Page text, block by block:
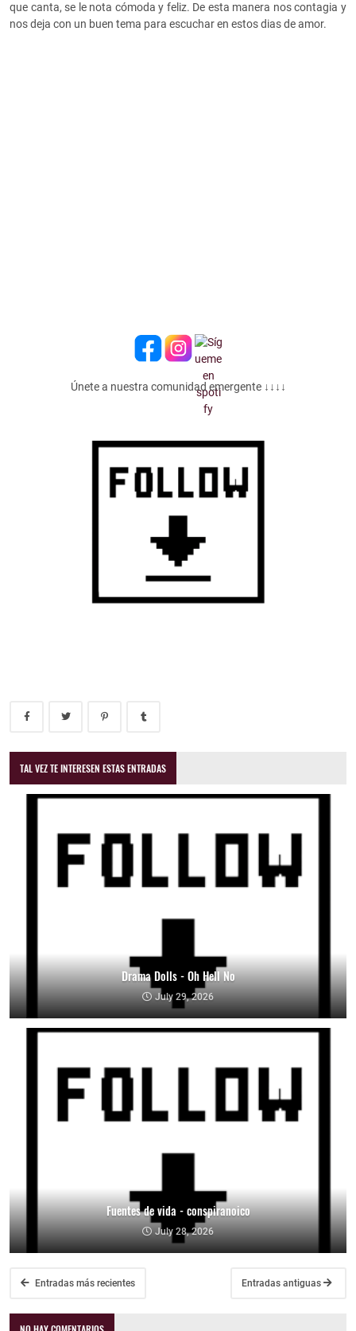
que canta, se le nota cómoda y feliz. De esta manera nos contagia y
nos deja con un buen tema para escuchar en estos dias de amor.
Únete a nuestra comunidad emergente ↓↓↓↓
TAL VEZ TE INTERESEN ESTAS ENTRADAS
Drama Dolls - Oh Hell No
July 29, 2026
Fuentes de vida - conspiranoico
July 28, 2026
Entradas más recientes Entradas antiguas